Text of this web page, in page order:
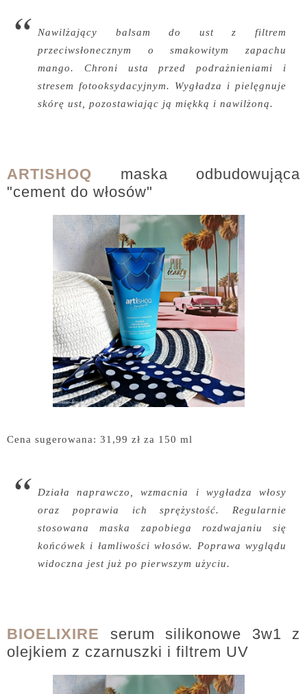
Nawilżający balsam do ust z filtrem
przeciwsłonecznym o smakowitym zapachu
mango. Chroni usta przed podrażnieniami i
stresem fotooksydacyjnym. Wygładza i pielęgnuje
skórę ust, pozostawiając ją miękką i nawilżoną.
ARTISHOQ maska odbudowująca
"cement do włosów"
Cena sugerowana: 31,99 zł za 150 ml
Działa naprawczo, wzmacnia i wygładza włosy
oraz poprawia ich sprężystość. Regularnie
stosowana maska zapobiega rozdwajaniu się
końcówek i łamliwości włosów. Poprawa wyglądu
widoczna jest już po pierwszym użyciu.
BIOELIXIRE serum silikonowe 3w1 z
olejkiem z czarnuszki i filtrem UV